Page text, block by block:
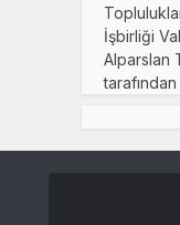
İşbirliği
Alparslan